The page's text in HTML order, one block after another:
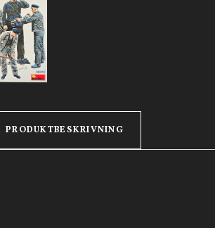
PRODUKTBESKRIVNING